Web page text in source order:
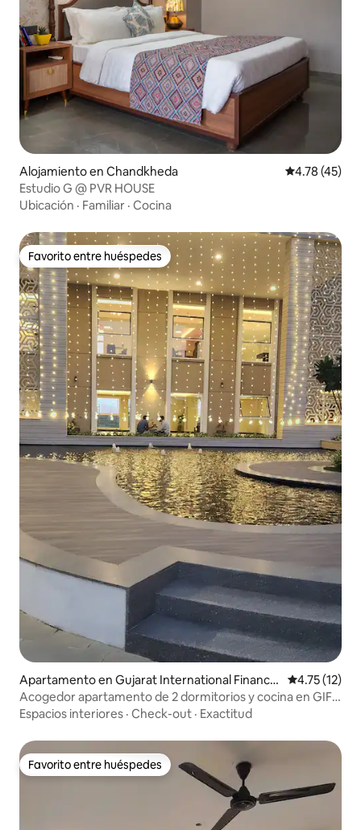
Alojamiento en Chandkheda Calificación
4.78 (45)
Estudio G @ PVR HOUSE
Ubicación · Familiar · Cocina
Favorito entre huéspedes
Favorito entre huéspedes
Apartamento en Gujarat International Finance
Tec-City
Calificación
4.75 (12)
Acogedor apartamento de 2 dormitorios y cocina en GIFT
City | Familias y profesionales
Espacios interiores · Check-out · Exactitud
Favorito entre huéspedes
Favorito entre huéspedes